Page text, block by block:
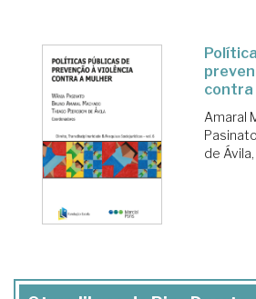
contra
Amaral
de